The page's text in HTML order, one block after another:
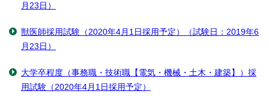
月23日）
獣医師採用試験（2020年4月1日採用予定）（試験日：2019年6
月23日）
大学卒程度（事務職・技術職【電気・機械・土木・建築】）採
用試験（2020年4月1日採用予定）